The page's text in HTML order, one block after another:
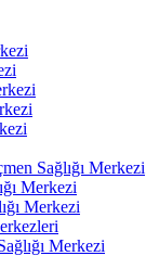
Sağlığı Merkezi
Merkezi
Merkezi
Merkezi